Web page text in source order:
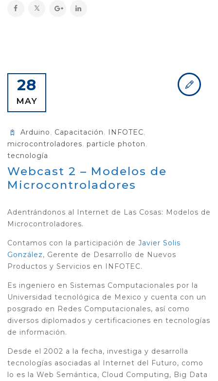
28
MAY
Arduino, Capacitación, INFOTEC,
microcontroladores, particle photon,
tecnología
Webcast 2 – Modelos de
Microcontroladores
Adentrándonos al Internet de Las Cosas: Modelos de
Microcontroladores.
Contamos con la participación de Javier Solis
González, Gerente de Desarrollo de Nuevos
Productos y Servicios en INFOTEC.
Es ingeniero en Sistemas Computacionales por la
Universidad tecnológica de Mexico y cuenta con un
posgrado en Redes Computacionales, así como
diversos diplomados y certificaciones en tecnologías
de información.
Desde el 2002 a la fecha, investiga y desarrolla
tecnologías asociadas al Internet del Futuro, como
lo es la Web Semántica, Cloud Computing, Big Data